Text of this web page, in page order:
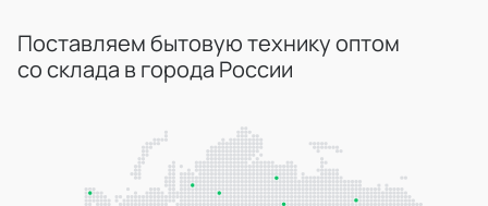
Поставляем бытовую технику оптом
со склада в города России